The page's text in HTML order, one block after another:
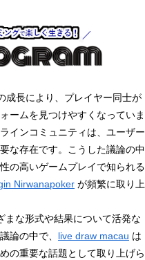
成長により、プレイヤー同士が
ームを見つけやすくなっていま
インコミュニティは、ユーザー
な存在です。こうした議論の中
の高いゲームプレイで知られる
Nirwanapoker が頻繁に取り上
まな形式や結果について活発な
論の中で、 live draw macau は
の重要な話題として取り上げら